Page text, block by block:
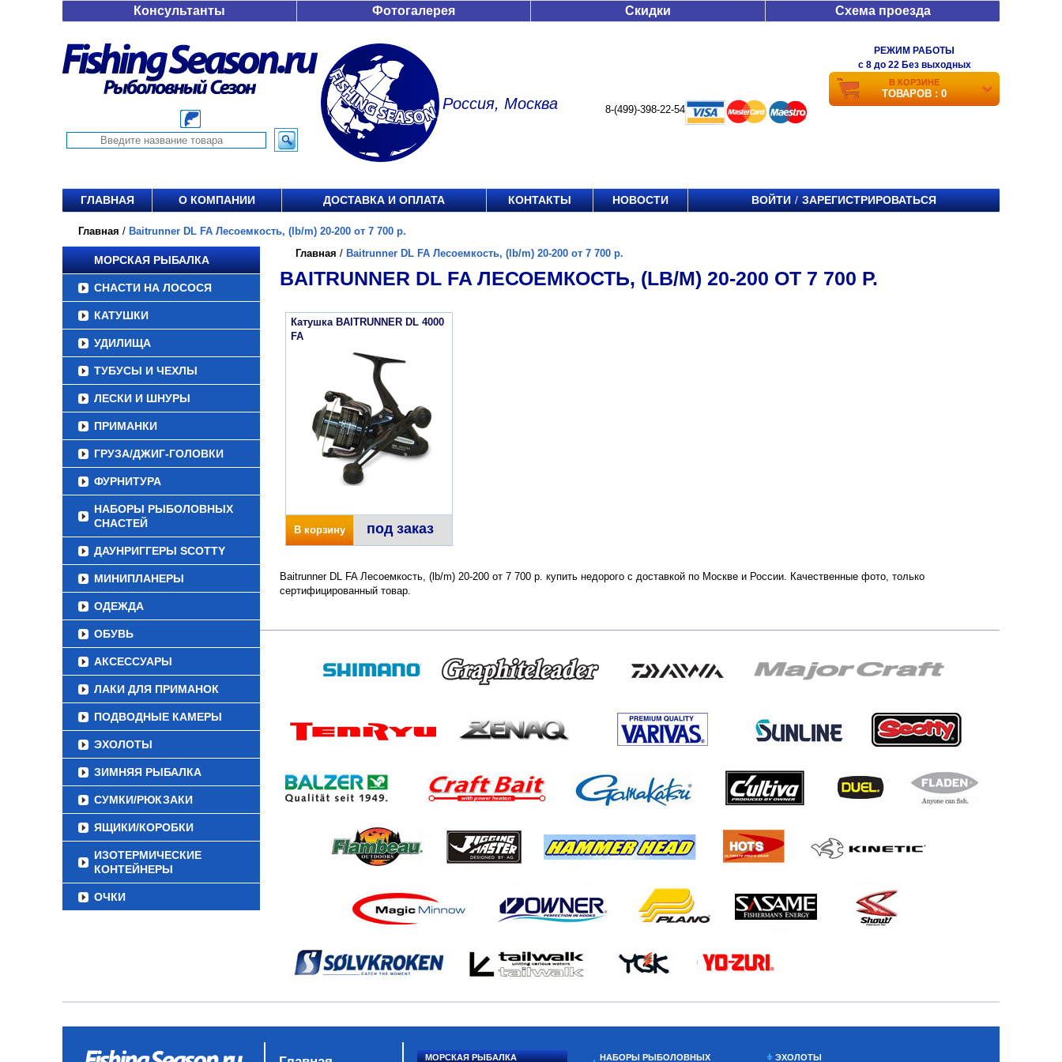
Консультанты Фотогалерея Скидки Схема проезда
Россия, Москва 8-(499)-398-22-54
РЕЖИМ РАБОТЫ
c 8 до 22 Без выходных
В КОРЗИНЕ
ТОВАРОВ : 0
ГЛАВНАЯ О КОМПАНИИ ДОСТАВКА И ОПЛАТА КОНТАКТЫ НОВОСТИ ВОЙТИ / ЗАРЕГИСТРИРОВАТЬСЯ
Главная / Baitrunner DL FA Лесоемкость, (lb/m) 20-200 от 7 700 р.
МОРСКАЯ РЫБАЛКА
СНАСТИ НА ЛОСОСЯ
КАТУШКИ
УДИЛИЩА
ТУБУСЫ И ЧЕХЛЫ
ЛЕСКИ И ШНУРЫ
ПРИМАНКИ
ГРУЗА/ДЖИГ-ГОЛОВКИ
ФУРНИТУРА
НАБОРЫ РЫБОЛОВНЫХ
СНАСТЕЙ
ДАУНРИГГЕРЫ SCOTTY
МИНИПЛАНЕРЫ
ОДЕЖДА
ОБУВЬ
АКСЕССУАРЫ
ЛАКИ ДЛЯ ПРИМАНОК
ПОДВОДНЫЕ КАМЕРЫ
ЭХОЛОТЫ
ЗИМНЯЯ РЫБАЛКА
СУМКИ/РЮКЗАКИ
ЯЩИКИ/КОРОБКИ
ИЗОТЕРМИЧЕСКИЕ
КОНТЕЙНЕРЫ
ОЧКИ
Главная / Baitrunner DL FA Лесоемкость, (lb/m) 20-200 от 7 700 р.
BAITRUNNER DL FA ЛЕСОЕМКОСТЬ, (LB/M) 20-200 ОТ 7 700 Р.
Катушка BAITRUNNER DL 4000
FA
В корзину под заказ
Baitrunner DL FA Лесоемкость, (lb/m) 20-200 от 7 700 р. купить недорого с доставкой по Москве и России. Качественные фото, только
сертифицированный товар.
МОРСКАЯ РЫБАЛКА НАБОРЫ РЫБОЛОВНЫХ ЭХОЛОТЫ